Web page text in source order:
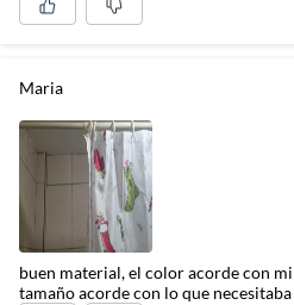
Maria
buen material, el color acorde con
tamaño acorde con lo que necesitaba